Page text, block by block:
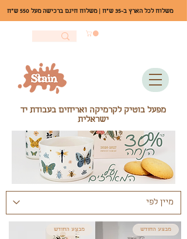
מפעל בוטיק לקרמיקה ואריחים בעבודת יד
ישראלית
משלוח לכל הארץ ב-35 ש"ח | משלוח חינם ברכישה מעל 550 ש"ח
מבצע החודש מבצע החודש